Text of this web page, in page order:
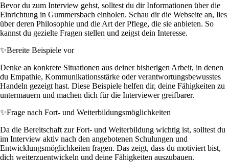
Bevor du zum Interview gehst, solltest du dir Informationen über die
Einrichtung in Gummersbach einholen. Schau dir die Webseite an, lies
über deren Philosophie und die Art der Pflege, die sie anbieten. So
kannst du gezielte Fragen stellen und zeigst dein Interesse.
✨Bereite Beispiele vor
Denke an konkrete Situationen aus deiner bisherigen Arbeit, in denen
du Empathie, Kommunikationsstärke oder verantwortungsbewusstes
Handeln gezeigt hast. Diese Beispiele helfen dir, deine Fähigkeiten zu
untermauern und machen dich für die Interviewer greifbarer.
✨Frage nach Fort- und Weiterbildungsmöglichkeiten
Da die Bereitschaft zur Fort- und Weiterbildung wichtig ist, solltest du
im Interview aktiv nach den angebotenen Schulungen und
Entwicklungsmöglichkeiten fragen. Das zeigt, dass du motiviert bist,
dich weiterzuentwickeln und deine Fähigkeiten auszubauen.